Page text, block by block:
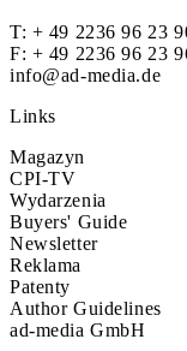
T: + 49 2236 96 23
F: + 49 2236 96 23
info@ad-media.de
Links
Magazyn
CPI-TV
Wydarzenia
Buyers' Guide
Newsletter
Reklama
Patenty
Author Guidelines
ad-media GmbH